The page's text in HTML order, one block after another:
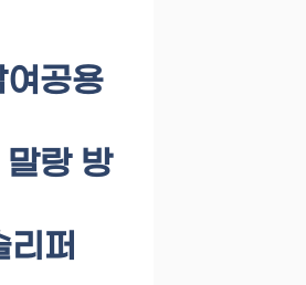
공용
랑 방
리퍼